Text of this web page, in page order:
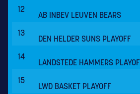
12
AB INBEV LEUVEN BEARS
13
DEN HELDER SUNS PLAYOFF
14
LANDSTEDE HAMMERS
15
LWD BASKET PLAYOFF